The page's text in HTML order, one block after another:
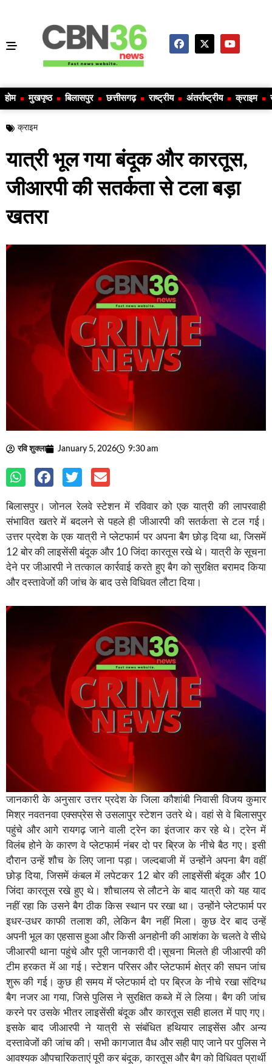
होम मुखपृष्ठ बिलासपुर छत्तीसगढ़ राष्ट्रीय अंतर्राष्ट्रीय क्राइम
क्राइम
यात्री भूल गया बंदूक और कारतूस,
जीआरपी की सतर्कता से टला बड़ा
खतरा
रवि शुक्ला January 5, 2026 9:30 am
बिलासपुर। जोनल रेलवे स्टेशन में रविवार को एक यात्री की लापरवाही
संभावित खतरे में बदलने से पहले ही जीआरपी की सतर्कता से टल गई।
उत्तर प्रदेश के एक यात्री ने प्लेटफार्म पर अपना बैग छोड़ दिया था, जिसमें
12 बोर की लाइसेंसी बंदूक और 10 जिंदा कारतूस रखे थे। यात्री के सूचना
देने पर जीआरपी ने तत्काल कार्रवाई करते हुए बैग को सुरक्षित बरामद किया
और दस्तावेजों की जांच के बाद उसे विधिवत लौटा दिया।
जानकारी के अनुसार उत्तर प्रदेश के जिला कौशांबी निवासी विजय कुमार
मिश्र नवतनवा एक्सप्रेस से उसलापुर स्टेशन उतरे थे। वहां से वे बिलासपुर
पहुंचे और आगे रायगढ़ जाने वाली ट्रेन का इंतजार कर रहे थे। ट्रेन में
विलंब होने के कारण वे प्लेटफार्म नंबर दो पर ब्रिज के नीचे बैठ गए। इसी
दौरान उन्हें शौच के लिए जाना पड़ा। जल्दबाजी में उन्होंने अपना बैग वहीं
छोड़ दिया, जिसमें कंबल में लपेटकर 12 बोर की लाइसेंसी बंदूक और 10
जिंदा कारतूस रखे हुए थे। शौचालय से लौटने के बाद यात्री को यह याद
नहीं रहा कि उसने बैग ठीक किस स्थान पर रखा था। उन्होंने प्लेटफार्म पर
इधर-उधर काफी तलाश की, लेकिन बैग नहीं मिला। कुछ देर बाद उन्हें
अपनी भूल का एहसास हुआ और किसी अनहोनी की आशंका के चलते वे सीधे
जीआरपी थाना पहुंचे और पूरी जानकारी दी।सूचना मिलते ही जीआरपी की
टीम हरकत में आ गई। स्टेशन परिसर और प्लेटफार्म क्षेत्र की सघन जांच
शुरू की गई। कुछ ही समय में प्लेटफार्म दो पर ब्रिज के नीचे रखा संदिग्ध
बैग नजर आ गया, जिसे पुलिस ने सुरक्षित कब्जे में ले लिया। बैग की जांच
करने पर उसके भीतर लाइसेंसी बंदूक और कारतूस सही हालत में पाए गए।
इसके बाद जीआरपी ने यात्री से संबंधित हथियार लाइसेंस और अन्य
दस्तावेजों की जांच की। सभी कागजात वैध और सही पाए जाने पर पुलिस ने
आवश्यक औपचारिकताएं पूरी कर बंदूक, कारतूस और बैग को विधिवत प्रार्थी